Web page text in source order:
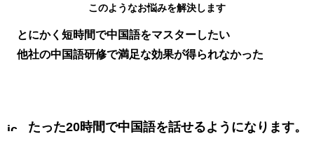
このようなお悩みを解決します
とにかく短時間で中国語をマスターしたい
他社の中国語研修で満足な効果が得られなかった
たった20時間で中国語を話せるようになります。